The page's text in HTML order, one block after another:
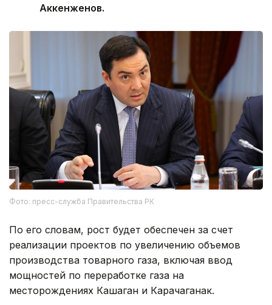
Аккенженов.
Фото: пресс-служба Правительства РК
По его словам, рост будет обеспечен за счет
реализации проектов по увеличению объемов
производства товарного газа, включая ввод
мощностей по переработке газа на
месторождениях Кашаган и Карачаганак.